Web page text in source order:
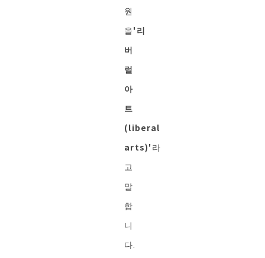
원
을'리
버
럴
아
트
(liberal
arts)' 라
고
말
합
니
다.